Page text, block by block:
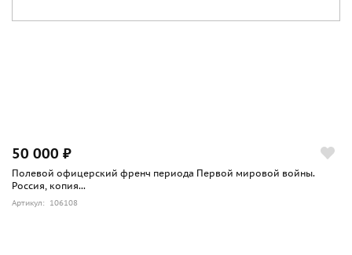
50 000 ₽
Полевой офицерский френч периода Первой мировой войны.
Россия, копия...
Артикул: 106108